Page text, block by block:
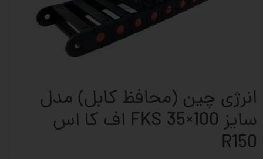
انرژی چین (محافظ کابل) مدل
سایز 100×35 FKS اف کا اس
R150